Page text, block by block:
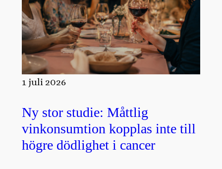
1 juli 2026
Ny stor studie: Måttlig
vinkonsumtion kopplas inte till
högre dödlighet i cancer